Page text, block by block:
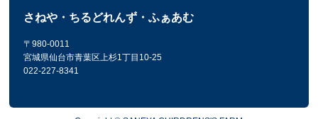
さねや・ちるどれんず・ふぁあむ
〒980-0011
宮城県仙台市青葉区上杉1丁目10-25
022-227-8341